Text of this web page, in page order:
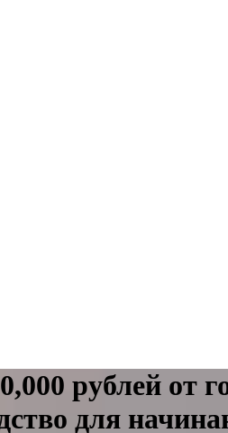
рублей от
для